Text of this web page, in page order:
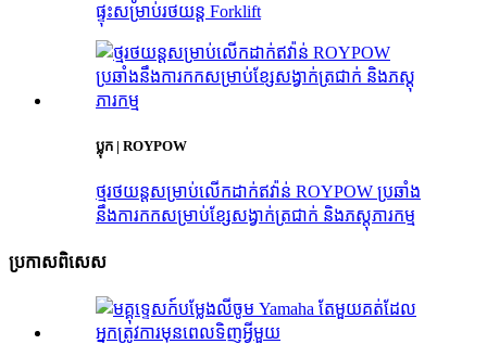
ផ្ទុះសម្រាប់រថយន្ត Forklift
ប្លុក | ROYPOW
ថ្មរថយន្តសម្រាប់លើកដាក់ឥវ៉ាន់ ROYPOW ប្រឆាំង
នឹងការកកសម្រាប់ខ្សែសង្វាក់ត្រជាក់ និងភស្តុភារកម្ម
ប្រកាស​ពិសេស